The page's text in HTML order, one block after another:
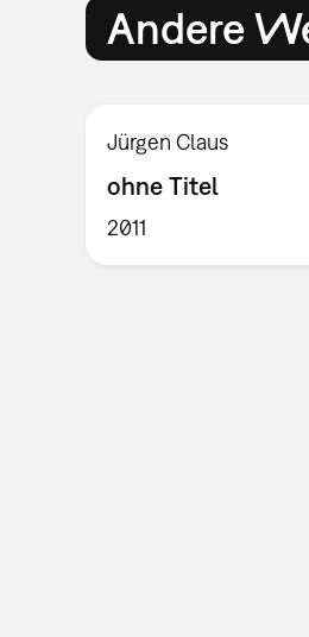
Andere
Jürgen Claus
ohne Titel
2011